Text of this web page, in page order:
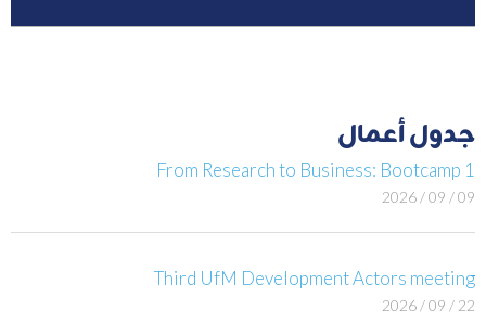
جدول أعمال
From Research to Business: Bootcamp 1
09 / 09 / 2026
Third UfM Development Actors meeting
22 / 09 / 2026